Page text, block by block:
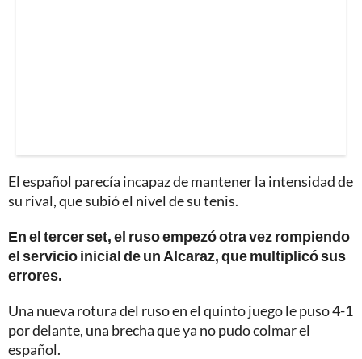
El español parecía incapaz de mantener la intensidad de
su rival, que subió el nivel de su tenis.
En el tercer set, el ruso empezó otra vez rompiendo
el servicio inicial de un Alcaraz, que multiplicó sus
errores.
Una nueva rotura del ruso en el quinto juego le puso 4-1
por delante, una brecha que ya no pudo colmar el
español.